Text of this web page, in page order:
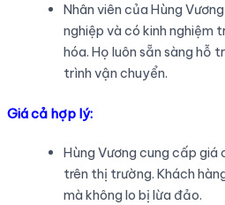
Nhân viên của Hùng
nghiệp và có kinh nghiệm
hóa. Họ luôn sẵn sàng hỗ
trình vận chuyển.
Giá cả hợp lý:
Hùng Vương cung cấp giá
trên thị trường. Khách
mà không lo bị lừa đảo.